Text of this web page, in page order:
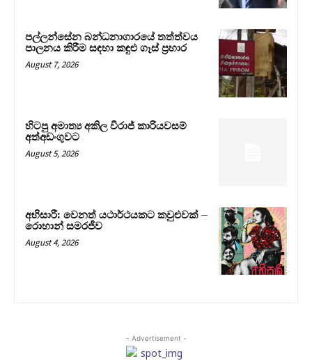
පල්ලන්සේන බන්ධනාගාරයේ තත්ත්වය
පාලනය කිරීම සඳහා කඳුළු ගෑස් ප්‍රහාර
August 7, 2026
හිටපු අමාත්‍ය අකිල විරාජ් කාරියවසම්
අත්අඩංගුවට
August 5, 2026
අභිසාරී: වෙනත් යථාර්ථයකට කවුළුවක් –
රොහාන් සමරජීව
August 4, 2026
- Advertisement -